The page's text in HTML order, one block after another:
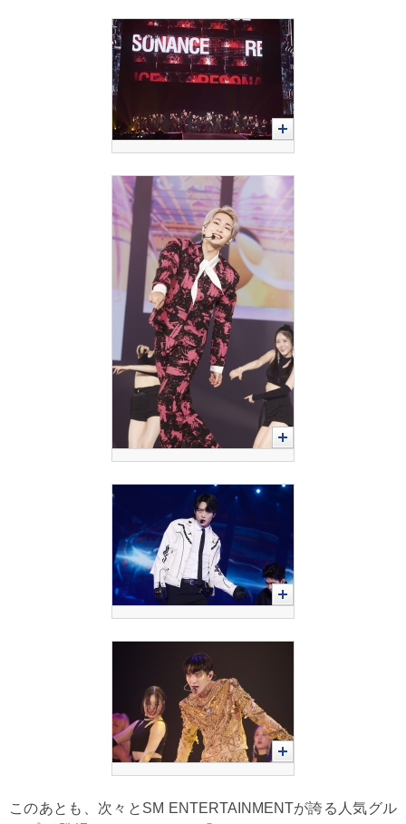
このあとも、次々とSM ENTERTAINMENTが誇る人気グル